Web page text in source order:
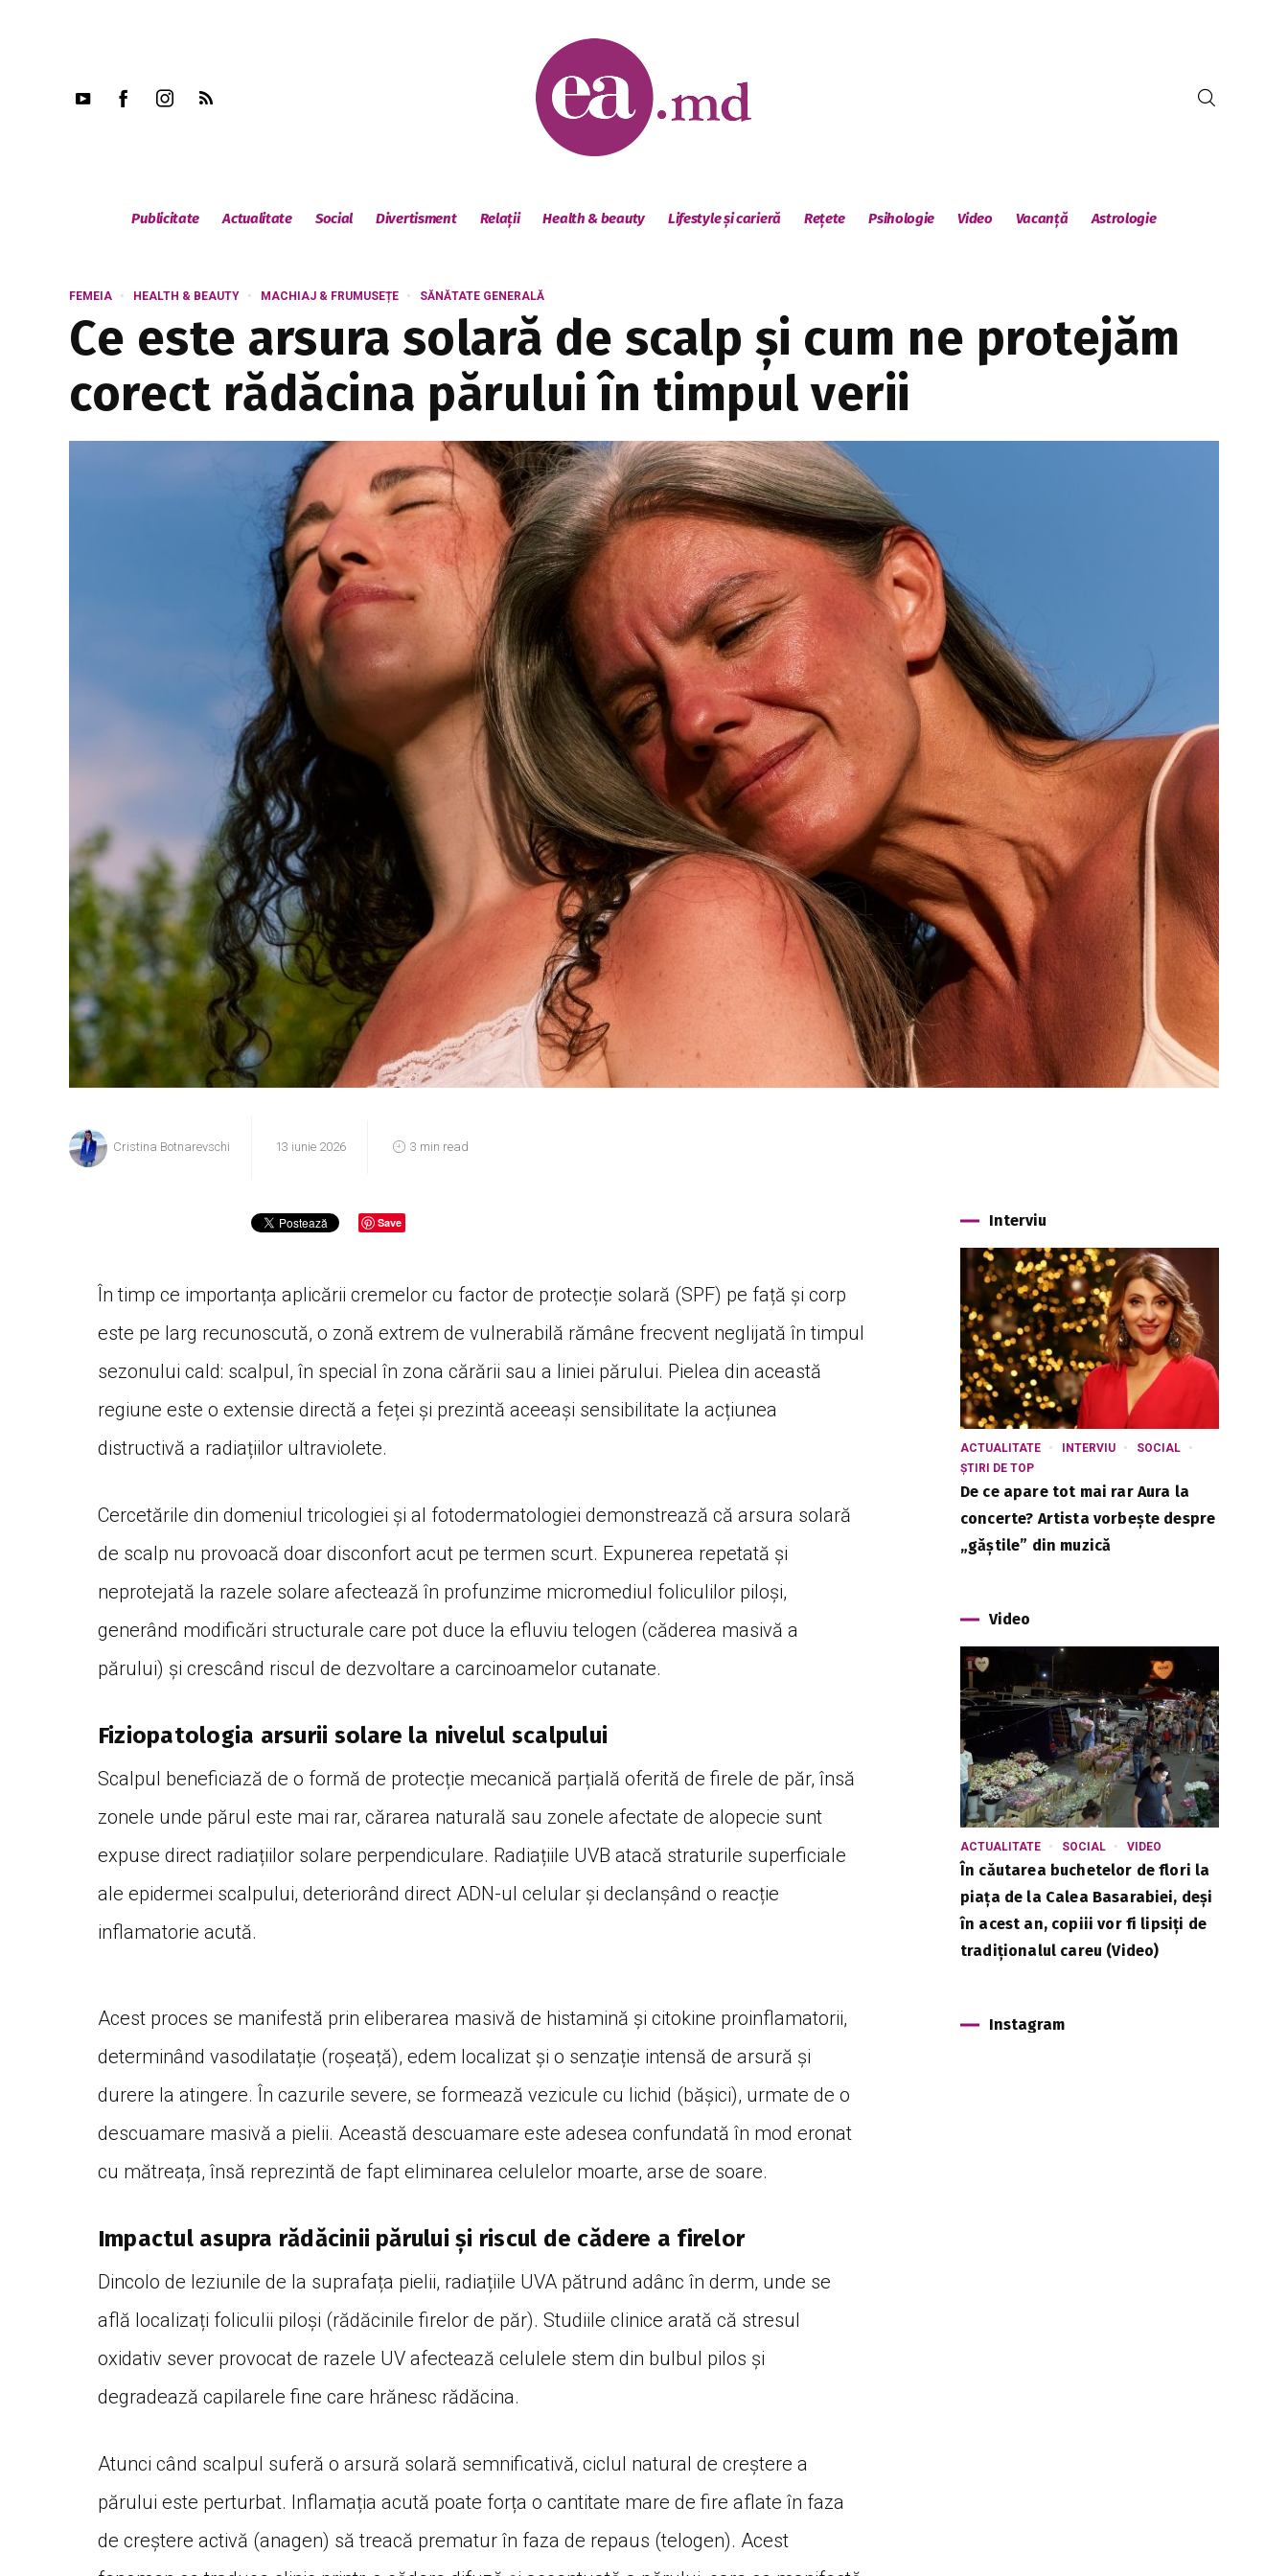
Publicitate Actualitate Social Divertisment Relații Health & beauty Lifestyle și carieră Rețete Psihologie Video Vacanță Astrologie
FEMEIA HEALTH & BEAUTY MACHIAJ & FRUMUSEȚE SĂNĂTATE GENERALĂ
Ce este arsura solară de scalp și cum ne protejăm
corect rădăcina părului în timpul verii
Cristina Botnarevschi 13 iunie 2026 3 min read
Save
În timp ce importanța aplicării cremelor cu factor de protecție solară (SPF) pe față și corp
este pe larg recunoscută, o zonă extrem de vulnerabilă rămâne frecvent neglijată în timpul
sezonului cald: scalpul, în special în zona cărării sau a liniei părului. Pielea din această
regiune este o extensie directă a feței și prezintă aceeași sensibilitate la acțiunea
distructivă a radiațiilor ultraviolete.
Cercetările din domeniul tricologiei și al fotodermatologiei demonstrează că arsura solară
de scalp nu provoacă doar disconfort acut pe termen scurt. Expunerea repetată și
neprotejată la razele solare afectează în profunzime micromediul foliculilor piloși,
generând modificări structurale care pot duce la efluviu telogen (căderea masivă a
părului) și crescând riscul de dezvoltare a carcinoamelor cutanate.
Fiziopatologia arsurii solare la nivelul scalpului
Scalpul beneficiază de o formă de protecție mecanică parțială oferită de firele de păr, însă
zonele unde părul este mai rar, cărarea naturală sau zonele afectate de alopecie sunt
expuse direct radiațiilor solare perpendiculare. Radiațiile UVB atacă straturile superficiale
ale epidermei scalpului, deteriorând direct ADN-ul celular și declanșând o reacție
inflamatorie acută.
Acest proces se manifestă prin eliberarea masivă de histamină și citokine proinflamatorii,
determinând vasodilatație (roșeață), edem localizat și o senzație intensă de arsură și
durere la atingere. În cazurile severe, se formează vezicule cu lichid (bășici), urmate de o
descuamare masivă a pielii. Această descuamare este adesea confundată în mod eronat
cu mătreața, însă reprezintă de fapt eliminarea celulelor moarte, arse de soare.
Impactul asupra rădăcinii părului și riscul de cădere a firelor
Dincolo de leziunile de la suprafața pielii, radiațiile UVA pătrund adânc în derm, unde se
află localizați foliculii piloși (rădăcinile firelor de păr). Studiile clinice arată că stresul
oxidativ sever provocat de razele UV afectează celulele stem din bulbul pilos și
degradează capilarele fine care hrănesc rădăcina.
Atunci când scalpul suferă o arsură solară semnificativă, ciclul natural de creștere a
părului este perturbat. Inflamația acută poate forța o cantitate mare de fire aflate în faza
de creștere activă (anagen) să treacă prematur în faza de repaus (telogen). Acest
Interviu
ACTUALITATE INTERVIU
SOCIAL
ȘTIRI DE TOP
De ce apare tot mai rar Aura la
concerte? Artista vorbește despre
„găștile” din muzică
Video
ACTUALITATE SOCIAL VIDEO
În căutarea buchetelor de flori la
piața de la Calea Basarabiei, deși
în acest an, copiii vor fi lipsiți de
tradiționalul careu (Video)
Instagram